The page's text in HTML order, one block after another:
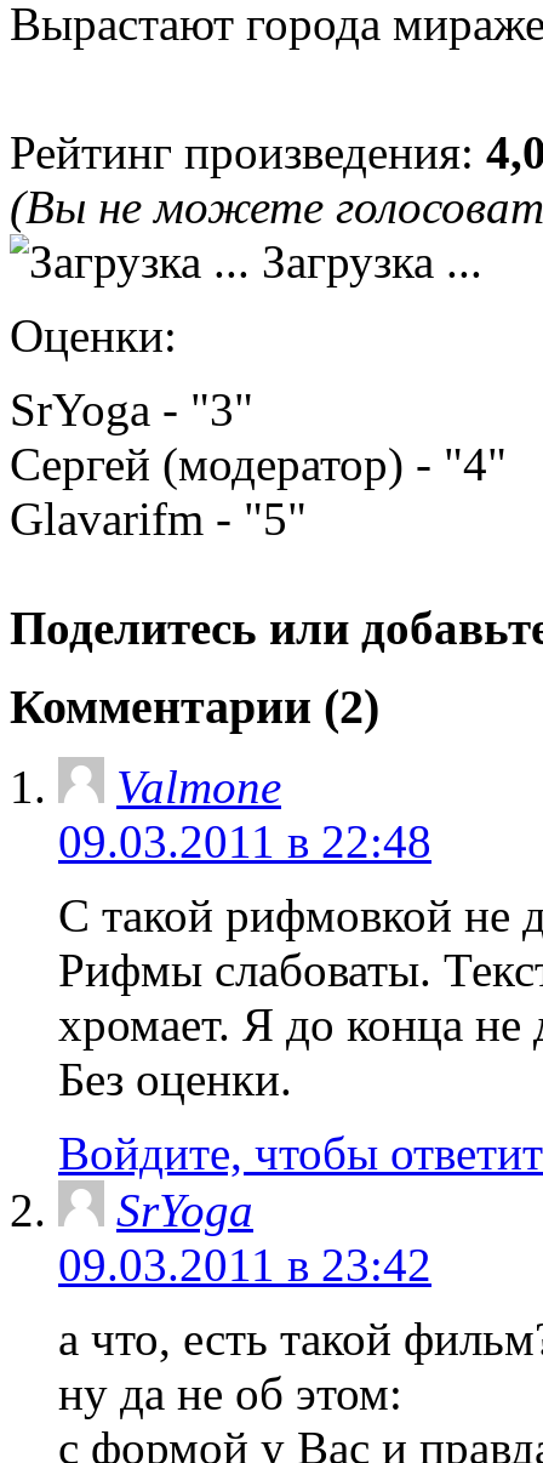
Вырастают города
Рейтинг произведения:
(Вы не можете
Загрузка ...
Оценки:
SrYoga - "3"
Сергей (модератор) - "4"
Glavarifm - "5"
Поделитесь или
Комментарии (2)
Valmone
09.03.2011 в 22:48
С такой рифмовкой не
Рифмы слабоваты.
хромает. Я до конца не
Без оценки.
Войдите, чтобы
SrYoga
09.03.2011 в 23:42
а что, есть такой
ну да не об этом:
с формой у Вас и